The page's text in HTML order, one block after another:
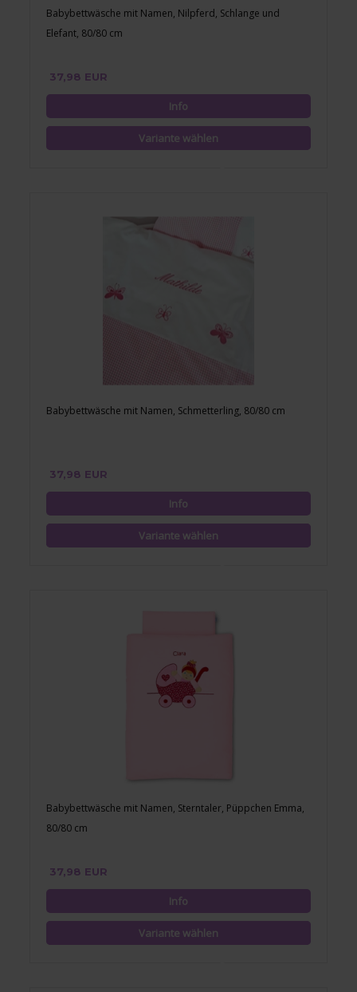
Babybettwäsche mit Namen, Nilpferd, Schlange und
Elefant, 80/80 cm
37,98 EUR
Babybettwäsche mit Namen, Schmetterling, 80/80 cm
37,98 EUR
Babybettwäsche mit Namen, Sterntaler, Püppchen Emma,
80/80 cm
37,98 EUR